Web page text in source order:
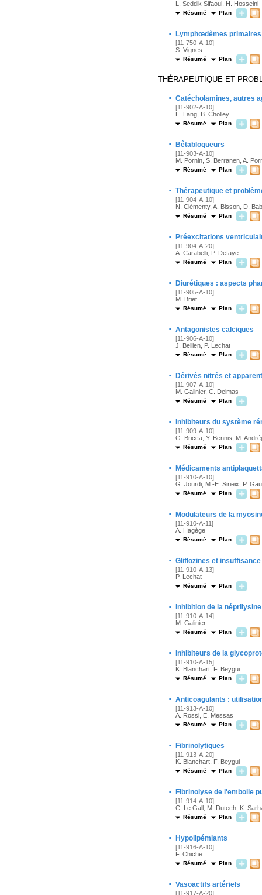
L. Seddik Sifaoui, H. Hosseini
Résumé Plan
· Lymphœdèmes
[11-750-A-10]
S. Vignes
Résumé Plan
THÉRAPEUTIQUE ET
· Catécholamines, autres
[11-902-A-10]
E. Lang, B. Cholley
Résumé Plan
· Bêtabloqueurs
[11-903-A-10]
M. Pornin, S. Berranen, A.
Résumé Plan
· Thérapeutique et
[11-904-A-10]
N. Clémenty, A. Bisson, D.
Résumé Plan
· Préexcitations
[11-904-A-20]
A. Carabelli, P. Defaye
Résumé Plan
· Diurétiques : aspects
[11-905-A-10]
M. Briet
Résumé Plan
· Antagonistes calciques
[11-906-A-10]
J. Bellien, P. Lechat
Résumé Plan
· Dérivés nitrés et
[11-907-A-10]
M. Galinier, C. Delmas
Résumé Plan
· Inhibiteurs du système
[11-909-A-10]
G. Bricca, Y. Bennis, M.
Résumé Plan
· Médicaments
[11-910-A-10]
G. Jourdi, M.-E. Sirieix, P.
Résumé Plan
· Modulateurs de la
[11-910-A-11]
A. Hagège
Résumé Plan
· Gliflozines et
[11-910-A-13]
P. Lechat
Résumé Plan
· Inhibition de la
[11-910-A-14]
M. Galinier
Résumé Plan
· Inhibiteurs de la
[11-910-A-15]
K. Blanchart, F. Beygui
Résumé Plan
· Anticoagulants :
[11-913-A-10]
A. Rossi, E. Messas
Résumé Plan
· Fibrinolytiques
[11-913-A-20]
K. Blanchart, F. Beygui
Résumé Plan
· Fibrinolyse de l'embolie
[11-914-A-10]
C. Le Gall, M. Dutech, K.
Résumé Plan
· Hypolipémiants
[11-916-A-10]
F. Chiche
Résumé Plan
· Vasoactifs artériels
[11-917-A-20]